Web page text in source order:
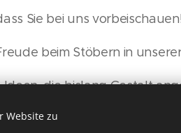
Sie bei uns
beim Stöbern in
die bislang Gestalt
sich diese anzusehen,
Website zu